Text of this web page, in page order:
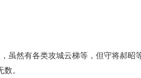
虽然有各类攻城云梯等，但守将郝昭
。